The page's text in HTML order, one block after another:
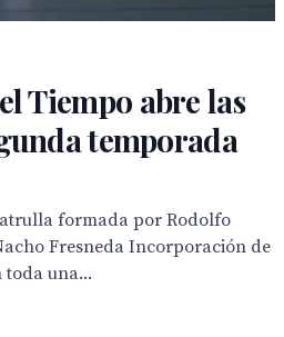
Tiempo abre las
temporada
formada por Rodolfo
Fresneda Incorporación de
toda una...